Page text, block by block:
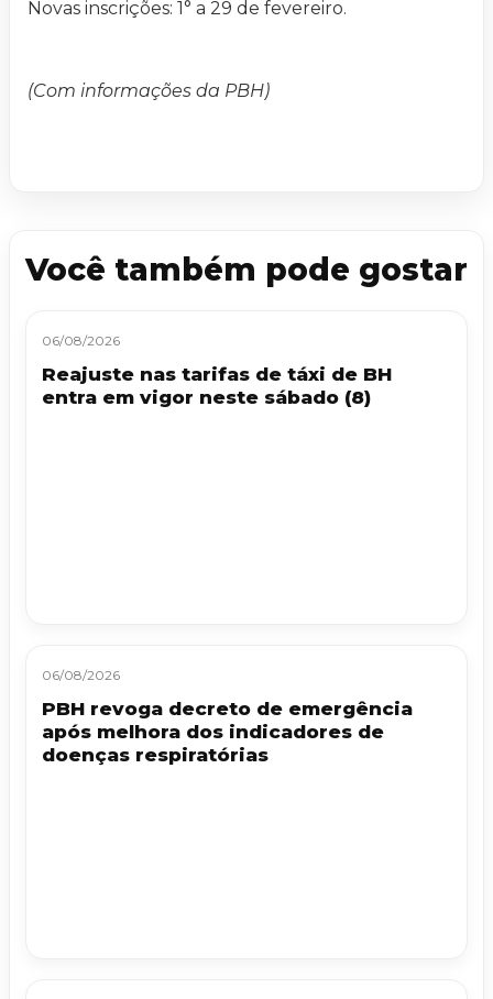
Novas inscrições: 1° a 29 de fevereiro.
(Com informações da PBH)
Você também pode gostar
06/08/2026
Reajuste nas tarifas de táxi de BH
entra em vigor neste sábado (8)
06/08/2026
PBH revoga decreto de emergência
após melhora dos indicadores de
doenças respiratórias